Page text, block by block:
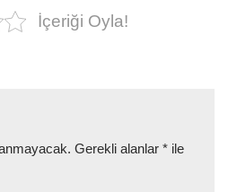
İçeriği Oyla!
Gerekli alanlar * ile